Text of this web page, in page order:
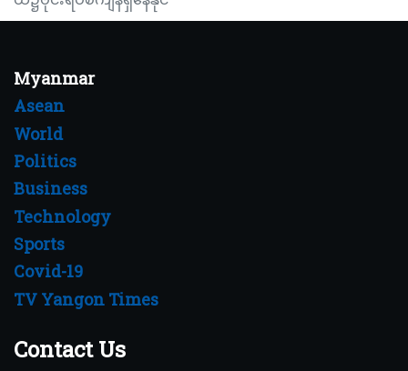
Myanmar
Asean
World
Politics
Business
Technology
Sports
Covid-19
TV Yangon Times
Contact Us